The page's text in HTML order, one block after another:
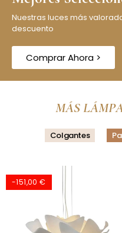
Nuestras luces más
descuento
Comprar Ahora >
MÁS
Colgantes